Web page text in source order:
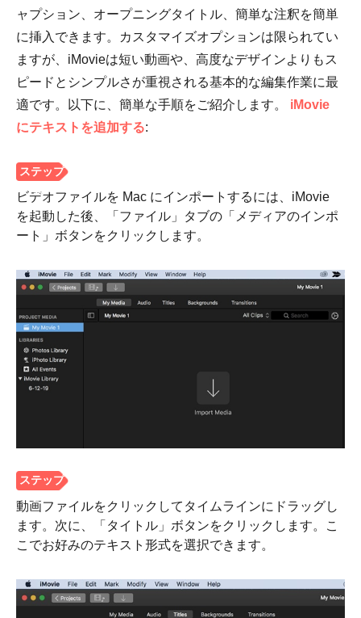
ステップ
5。
ステップ
6。
ャプション、オープニングタイトル、簡単な注釈を簡単
に挿入できます。カスタマイズオプションは限られてい
ますが、iMovieは短い動画や、高度なデザインよりもス
ピードとシンプルさが重視される基本的な編集作業に最
適です。以下に、簡単な手順をご紹介します。 iMovie
にテキストを追加する:
ビデオファイルを Mac にインポートするには、iMovie
を起動した後、「ファイル」タブの「メディアのインポ
ート」ボタンをクリックします。
動画ファイルをクリックしてタイムラインにドラッグし
ます。次に、「タイトル」ボタンをクリックします。こ
こでお好みのテキスト形式を選択できます。